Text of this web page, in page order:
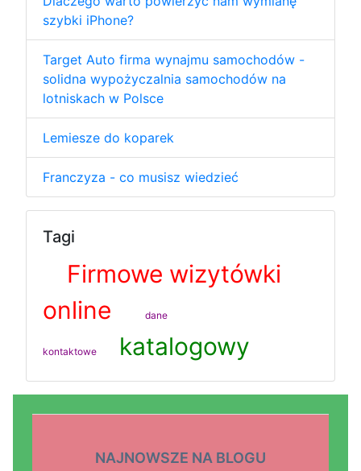
szybki iPhone?
Target Auto firma wynajmu samochodów -
solidna wypożyczalnia samochodów na
lotniskach w Polsce
Lemiesze do koparek
Franczyza - co musisz wiedzieć
Tagi
Firmowe wizytówki
online
dane
kontaktowe katalogowy
NAJNOWSZE NA BLOGU